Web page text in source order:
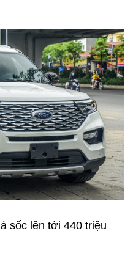
sốc lên tới 440 triệu